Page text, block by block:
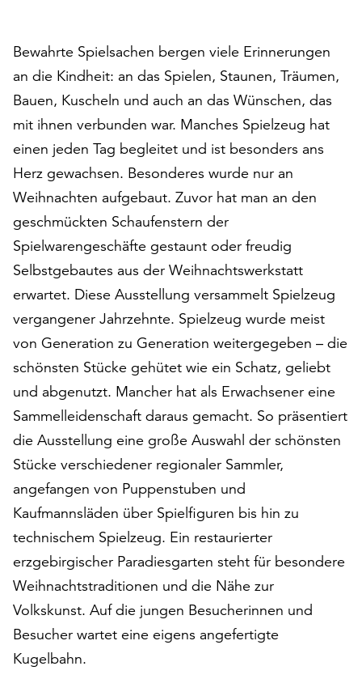
akzeptieren“,
um
alle
Cookies
zu
akzeptieren.
Sie
können
Ihr
Einverständnis
jederzeit
ändern
und
widerrufen.
Dafür
steht
Ihnen
am
Ende
der
Seite
die
Schaltfläche
„Cookie-
Einstellungen“
zur
Verfügung.
Funktionale
Cookies
werden
auch
ohne
Ihr
Einverständnis
Bewahrte Spielsachen bergen viele Erinnerungen
an die Kindheit: an das Spielen, Staunen, Träumen,
Bauen, Kuscheln und auch an das Wünschen, das
mit ihnen verbunden war. Manches Spielzeug hat
einen jeden Tag begleitet und ist besonders ans
Herz gewachsen. Besonderes wurde nur an
Weihnachten aufgebaut. Zuvor hat man an den
geschmückten Schaufenstern der
Spielwarengeschäfte gestaunt oder freudig
Selbstgebautes aus der Weihnachtswerkstatt
erwartet. Diese Ausstellung versammelt Spielzeug
vergangener Jahrzehnte. Spielzeug wurde meist
von Generation zu Generation weitergegeben – die
schönsten Stücke gehütet wie ein Schatz, geliebt
und abgenutzt. Mancher hat als Erwachsener eine
Sammelleidenschaft daraus gemacht. So präsentiert
die Ausstellung eine große Auswahl der schönsten
Stücke verschiedener regionaler Sammler,
angefangen von Puppenstuben und
Kaufmannsläden über Spielfiguren bis hin zu
technischem Spielzeug. Ein restaurierter
erzgebirgischer Paradiesgarten steht für besondere
Weihnachtstraditionen und die Nähe zur
Volkskunst. Auf die jungen Besucherinnen und
Besucher wartet eine eigens angefertigte
Kugelbahn.